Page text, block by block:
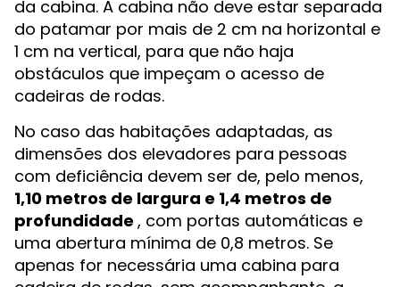
da cabina. A cabina não deve estar separada
do patamar por mais de 2 cm na horizontal e
1 cm na vertical, para que não haja
obstáculos que impeçam o acesso de
cadeiras de rodas.
No caso das habitações adaptadas, as
dimensões dos elevadores para pessoas
com deficiência devem ser de, pelo menos,
1,10 metros de largura e 1,4 metros de
profundidade , com portas automáticas e
uma abertura mínima de 0,8 metros. Se
apenas for necessária uma cabina para